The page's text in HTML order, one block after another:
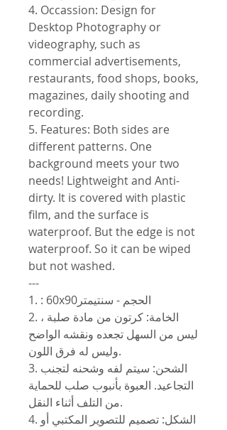
4. Occassion: Design for
Desktop Photography or
videography, such as
commercial advertisements,
restaurants, food shops, books,
magazines, daily shooting and
recording.
5. Features: Both sides are
different patterns. One
background meets your two
needs! Lightweight and Anti-
dirty. It is covered with plastic
film, and the surface is
waterproof. But the edge is not
waterproof. So it can be wiped
but not washed.
---
2. الخامة: كرتون من مادة صلبة ،
ليس من السهل تجعده ونقشه الواضح
وليس له فرق اللون.
3. الشحن: سيتم لفه وشحنه لتجنب
التجاعيد. العبوة بأنبوب صلب للحماية
من التلف أثناء النقل.
4. الشكل: تصميم للتصوير المكتبي أو